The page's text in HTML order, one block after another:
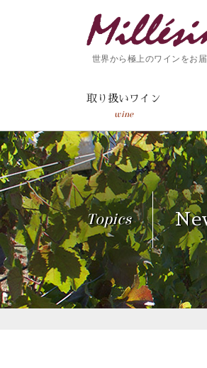
世界から極上のワインをお
取り扱いワイン
wine
Topics